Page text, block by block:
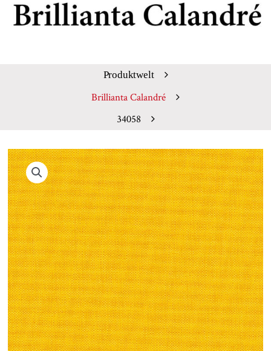
Produktwelt
Brillianta Calandré
34058